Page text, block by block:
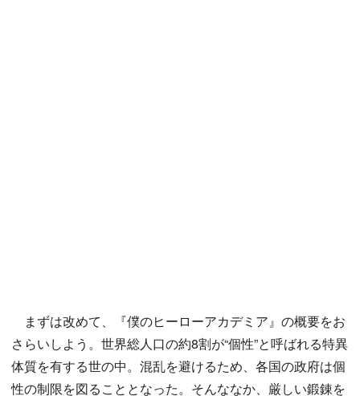
まずは改めて、『僕のヒーローアカデミア』の概要をお
さらいしよう。世界総人口の約8割が“個性”と呼ばれる特異
体質を有する世の中。混乱を避けるため、各国の政府は個
性の制限を図ることとなった。そんななか、厳しい鍛錬を